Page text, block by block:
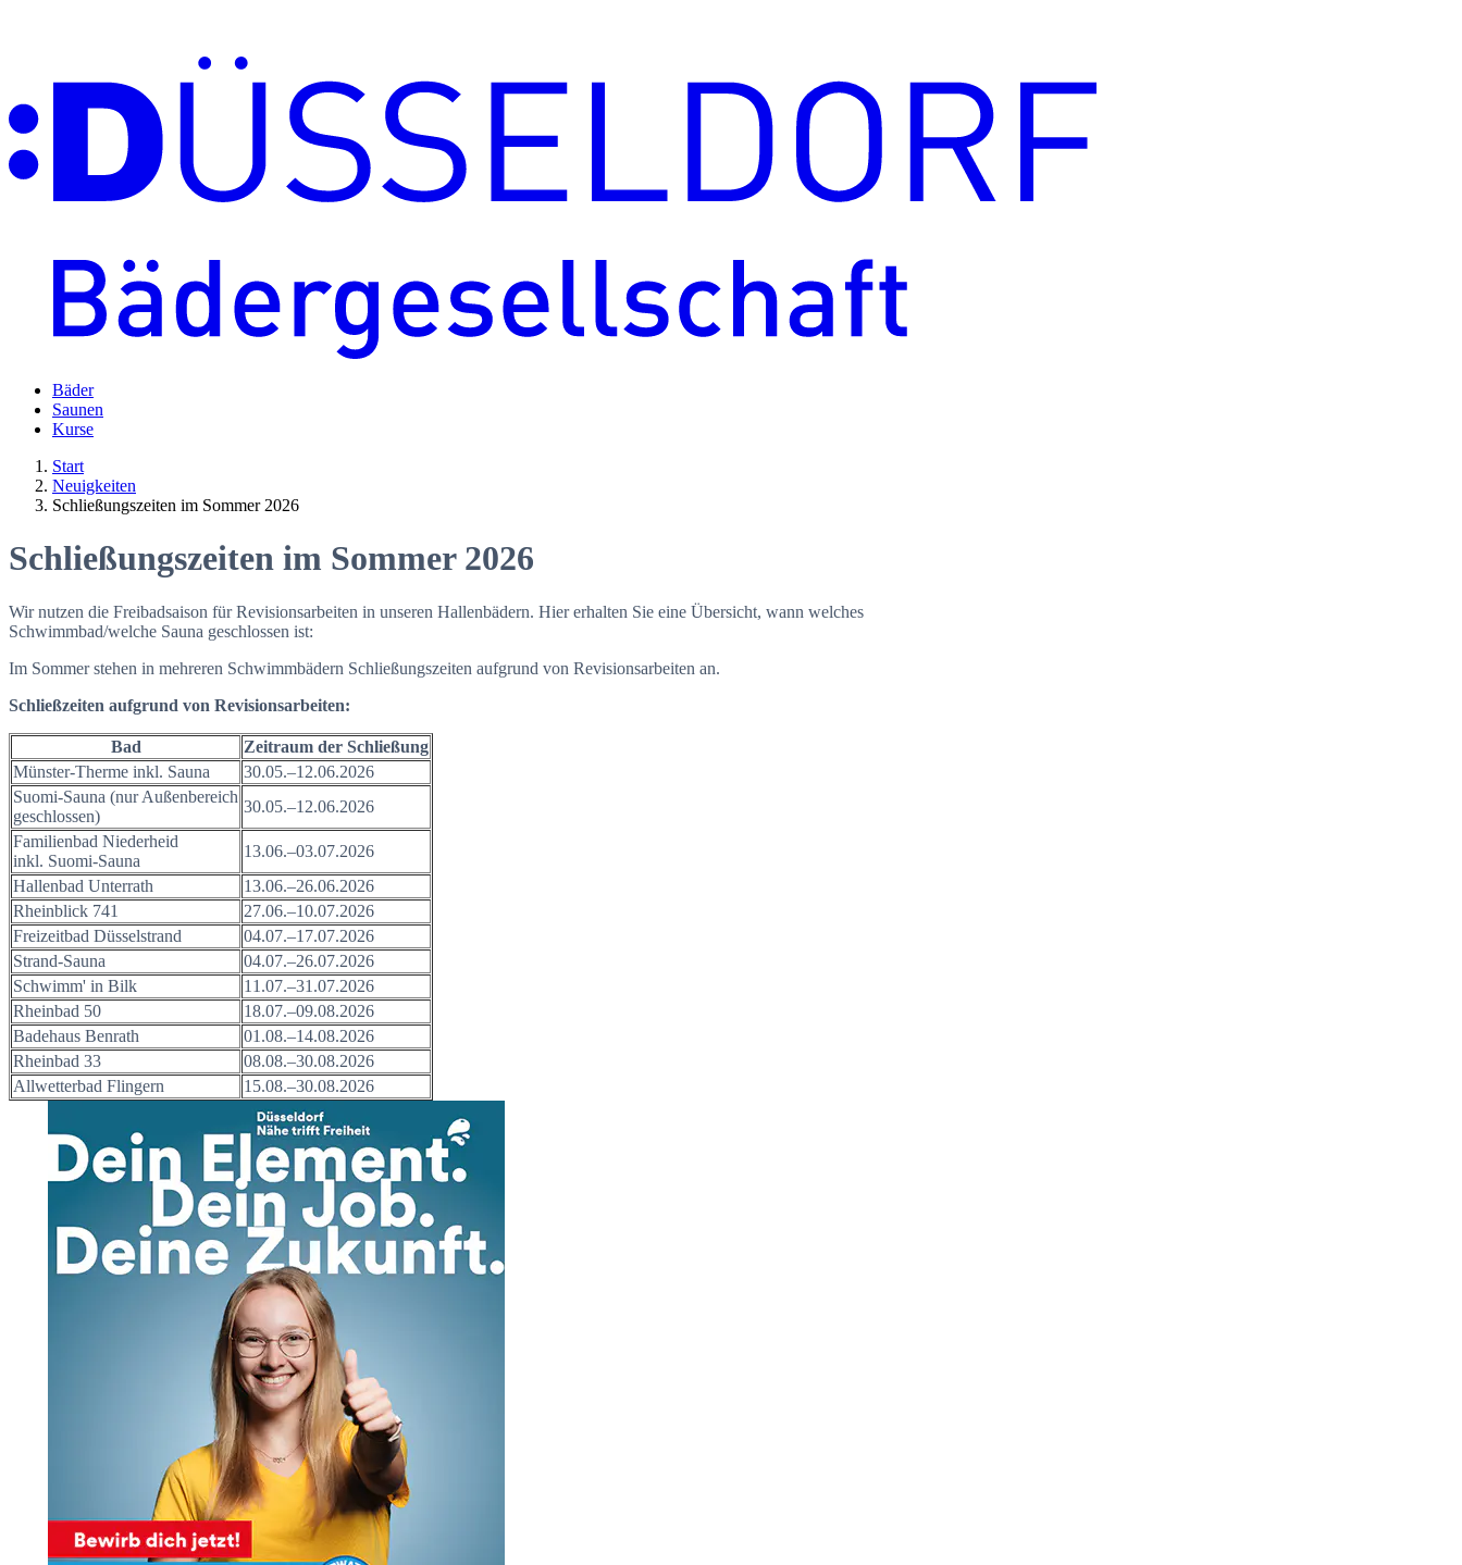
Bäder
Saunen
Kurse
Start
Neuigkeiten
Schließungszeiten im Sommer 2026
Schließungszeiten im Sommer 2026
Wir nutzen die Freibadsaison für Revisionsarbeiten in unseren Hallenbädern. Hier erhalten Sie eine Übersicht, wann welches
Schwimmbad/welche Sauna geschlossen ist:
Im Sommer stehen in mehreren Schwimmbädern Schließungszeiten aufgrund von Revisionsarbeiten an.
Schließzeiten aufgrund von Revisionsarbeiten:
Bad
Zeitraum der Schließung
Münster-Therme inkl. Sauna
30.05.–12.06.2026
Suomi-Sauna (nur Außenbereich
geschlossen)
30.05.–12.06.2026
Familienbad Niederheid
inkl. Suomi-Sauna
13.06.–03.07.2026
Hallenbad Unterrath
13.06.–26.06.2026
Rheinblick 741
27.06.–10.07.2026
Freizeitbad Düsselstrand
04.07.–17.07.2026
Strand-Sauna
04.07.–26.07.2026
Schwimm' in Bilk
11.07.–31.07.2026
Rheinbad 50
18.07.–09.08.2026
Badehaus Benrath
01.08.–14.08.2026
Rheinbad 33
08.08.–30.08.2026
Allwetterbad Flingern
15.08.–30.08.2026